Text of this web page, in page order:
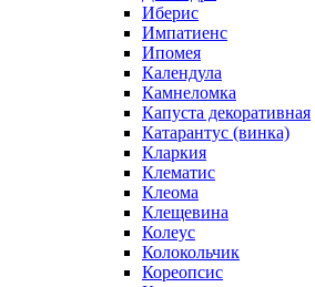
Иберис
Импатиенс
Ипомея
Календула
Камнеломка
Капуста декоративная
Катарантус (винка)
Кларкия
Клематис
Клеома
Клещевина
Колеус
Колокольчик
Кореопсис